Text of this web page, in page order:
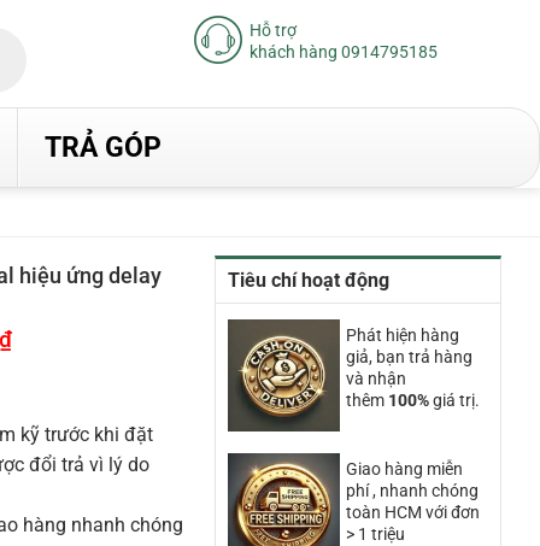
Hỗ trợ
khách hàng 0914795185
TRẢ GÓP
Tiêu chí hoạt động
Phát hiện hàng
giả, bạn trả hàng
và nhận
thêm 100%giá trị.
Giao hàng miễn
phí , nhanh chóng
toàn HCM với đơn
> 1 triệu
hiệu ứng delay
₫Giá
kỹ trước khi đặt
đổi trả vì lý do
hàng nhanh chóng